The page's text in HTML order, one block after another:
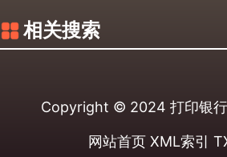
相关搜索
Copyright © 2024 打印银
网站首页 XML索引